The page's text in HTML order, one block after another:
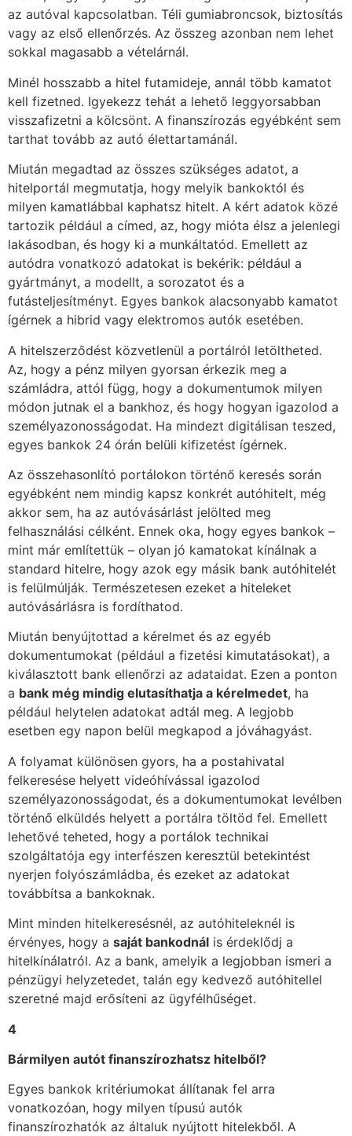
az autóval kapcsolatban. Téli gumiabroncsok, biztosítás
vagy az első ellenőrzés. Az összeg azonban nem lehet
sokkal magasabb a vételárnál.
Minél hosszabb a hitel futamideje, annál több kamatot
kell fizetned. Igyekezz tehát a lehető leggyorsabban
visszafizetni a kölcsönt. A finanszírozás egyébként sem
tarthat tovább az autó élettartamánál.
Miután megadtad az összes szükséges adatot, a
hitelportál megmutatja, hogy melyik bankoktól és
milyen kamatlábbal kaphatsz hitelt. A kért adatok közé
tartozik például a címed, az, hogy mióta élsz a jelenlegi
lakásodban, és hogy ki a munkáltatód. Emellett az
autódra vonatkozó adatokat is bekérik: például a
gyártmányt, a modellt, a sorozatot és a
futásteljesítményt. Egyes bankok alacsonyabb kamatot
ígérnek a hibrid vagy elektromos autók esetében.
A hitelszerződést közvetlenül a portálról letöltheted.
Az, hogy a pénz milyen gyorsan érkezik meg a
számládra, attól függ, hogy a dokumentumok milyen
módon jutnak el a bankhoz, és hogy hogyan igazolod a
személyazonosságodat. Ha mindezt digitálisan teszed,
egyes bankok 24 órán belüli kifizetést ígérnek.
Az összehasonlító portálokon történő keresés során
egyébként nem mindig kapsz konkrét autóhitelt, még
akkor sem, ha az autóvásárlást jelölted meg
felhasználási célként. Ennek oka, hogy egyes bankok –
mint már említettük – olyan jó kamatokat kínálnak a
standard hitelre, hogy azok egy másik bank autóhitelét
is felülmúlják. Természetesen ezeket a hiteleket
autóvásárlásra is fordíthatod.
Miután benyújtottad a kérelmet és az egyéb
dokumentumokat (például a fizetési kimutatásokat), a
kiválasztott bank ellenőrzi az adataidat. Ezen a ponton
a bank még mindig elutasíthatja a kérelmedet, ha
például helytelen adatokat adtál meg. A legjobb
esetben egy napon belül megkapod a jóváhagyást.
A folyamat különösen gyors, ha a postahivatal
felkeresése helyett videóhívással igazolod
személyazonosságodat, és a dokumentumokat levélben
történő elküldés helyett a portálra töltöd fel. Emellett
lehetővé teheted, hogy a portálok technikai
szolgáltatója egy interfészen keresztül betekintést
nyerjen folyószámládba, és ezeket az adatokat
továbbítsa a bankoknak.
Mint minden hitelkeresésnél, az autóhiteleknél is
érvényes, hogy a saját bankodnál is érdeklődj a
hitelkínálatról. Az a bank, amelyik a legjobban ismeri a
pénzügyi helyzetedet, talán egy kedvező autóhitellel
szeretné majd erősíteni az ügyfélhűséget.
4
Bármilyen autót finanszírozhatsz hitelből?
Egyes bankok kritériumokat állítanak fel arra
vonatkozóan, hogy milyen típusú autók
finanszírozhatók az általuk nyújtott hitelekből. A